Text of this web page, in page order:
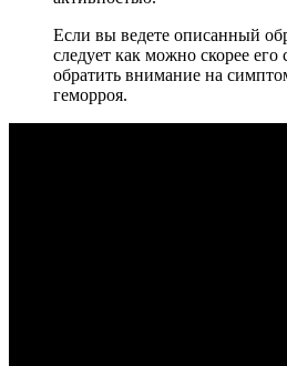
Если вы ведете описанный
следует как можно скорее его
обратить внимание на
геморроя.